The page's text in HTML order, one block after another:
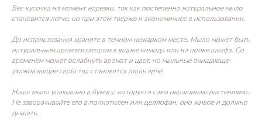
Вес кусочка на момент нарезки, так как постепенно натуральное мыло
становится легче, но при этом тверже и экономичнее в использовании.
До использования храните в темном нежарком месте. Мыло может быть
натуральным ароматизатором в ящике комода или на полке шкафа. Со
временем может ослабнуть аромат и цвет, но мыльные очищающе-
ухаживающие свойства становятся лишь ярче.
Наше мыло упаковано в бумагу, которую я сама окрашиваю растениями.
Не заворачивайте его в полиэтилен или целлофан, оно живое и должно
дышать.